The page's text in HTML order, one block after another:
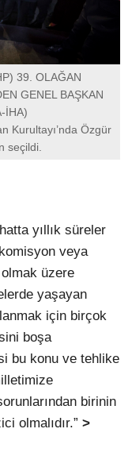
39. OLAĞAN
GENEL BAŞKAN
İHA)
Kurultayı’nda Özgür
seçildi.
yıllık süreler
veya
üzere
yaşayan
için birçok
boşa
bu konu ve tehlike
birinin
olmalıdır.” >